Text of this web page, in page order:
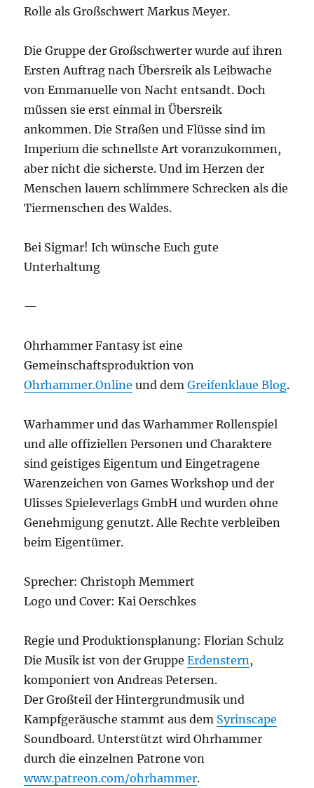
Rolle als Großschwert Markus Meyer.
Die Gruppe der Großschwerter wurde auf ihren
Ersten Auftrag nach Übersreik als Leibwache
von Emmanuelle von Nacht entsandt. Doch
müssen sie erst einmal in Übersreik
ankommen. Die Straßen und Flüsse sind im
Imperium die schnellste Art voranzukommen,
aber nicht die sicherste. Und im Herzen der
Menschen lauern schlimmere Schrecken als die
Tiermenschen des Waldes.
Bei Sigmar! Ich wünsche Euch gute
Unterhaltung
—
Ohrhammer Fantasy ist eine
Gemeinschaftsproduktion von
Ohrhammer.Online und demGreifenklaue Blog.
Warhammer und das Warhammer Rollenspiel
und alle offiziellen Personen und Charaktere
sind geistiges Eigentum und Eingetragene
Warenzeichen von Games Workshop und der
Ulisses Spieleverlags GmbH und wurden ohne
Genehmigung genutzt. Alle Rechte verbleiben
beim Eigentümer.
Sprecher: Christoph Memmert
Logo und Cover: Kai Oerschkes
Regie und Produktionsplanung: Florian Schulz
Die Musik ist von der GruppeErdenstern,
komponiert von Andreas Petersen.
Der Großteil der Hintergrundmusik und
Kampfgeräusche stammt aus dem Syrinscape
Soundboard. Unterstützt wird Ohrhammer
durch die einzelnen Patrone von
www.patreon.com/ohrhammer.